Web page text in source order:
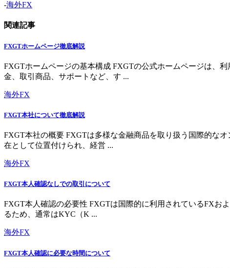
-海外FX
関連記事
FXGTホームページ徹底解説
FXGTホームページの基本構成 FXGTの公式ホームページは、
金、取引商品、サポートなど、す ...
海外FX
FXGT本社について徹底解説
FXGT本社の概要 FXGTは多様な金融商品を取り扱う国際的な
在として位置付けられ、経営 ...
海外FX
FXGT本人確認なしでの取引について
FXGT本人確認の必要性 FXGTは国際的に利用されているFXお
るため、通常はKYC（K ...
海外FX
FXGT本人確認に必要な時間について